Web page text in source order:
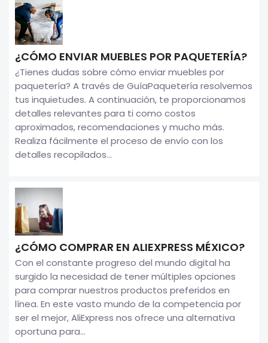
¿CÓMO ENVIAR MUEBLES POR PAQUETERÍA?
¿Tienes dudas sobre cómo enviar muebles por
paquetería? A través de GuíaPaquetería resolvemos
tus inquietudes. A continuación, te proporcionamos
detalles relevantes para ti como costos
aproximados, recomendaciones y mucho más.
Realiza fácilmente el proceso de envío con los
detalles recopilados...
¿CÓMO COMPRAR EN ALIEXPRESS MÉXICO?
Con el constante progreso del mundo digital ha
surgido la necesidad de tener múltiples opciones
para comprar nuestros productos preferidos en
línea. En este vasto mundo de la competencia por
ser el mejor, AliExpress nos ofrece una alternativa
oportuna para...